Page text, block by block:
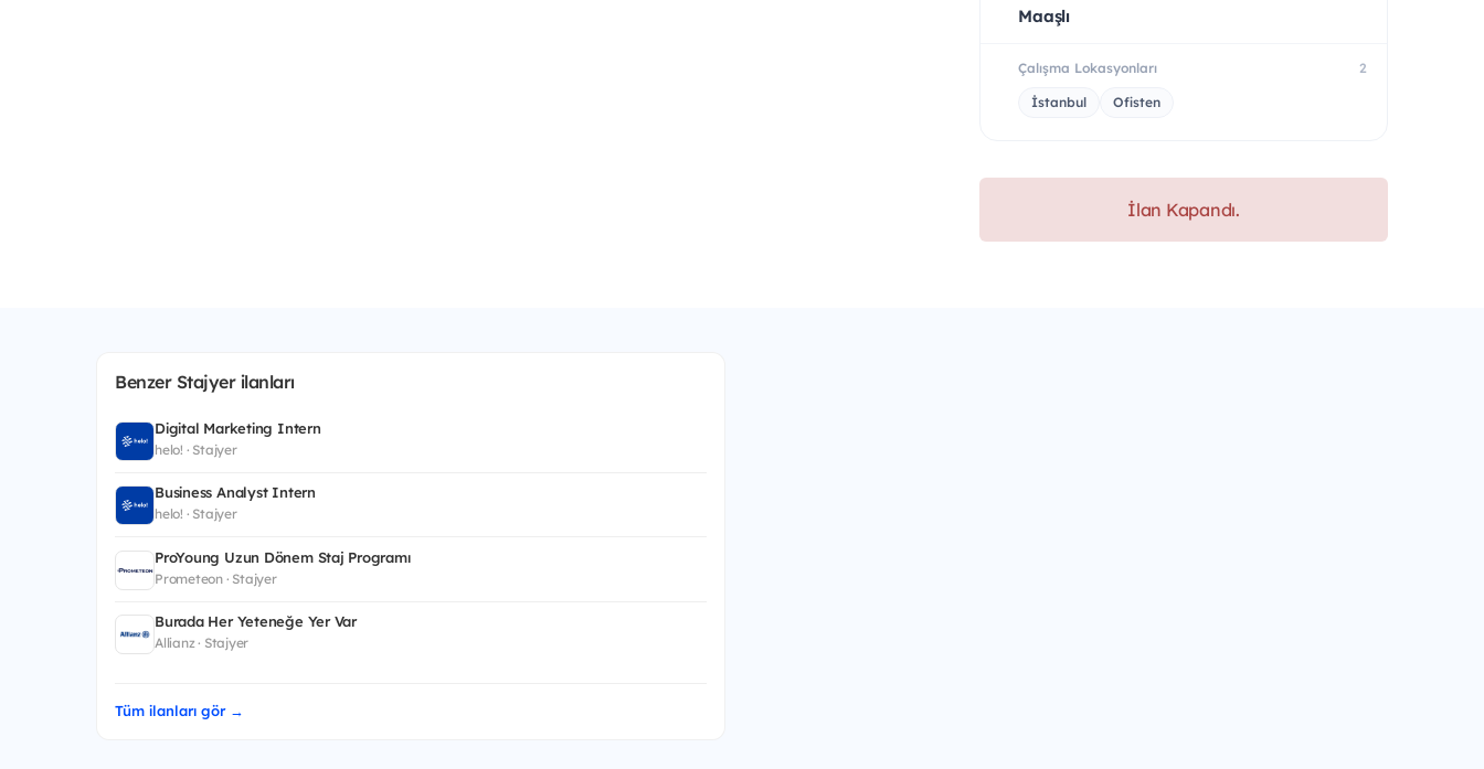
Maaşlı
Çalışma Lokasyonları 2
İstanbul Ofisten
İlan Kapandı.
Benzer Stajyer ilanları
Digital Marketing Intern
helo! · Stajyer
Business Analyst Intern
helo! · Stajyer
ProYoung Uzun Dönem Staj Programı
Prometeon · Stajyer
Burada Her Yeteneğe Yer Var
Allianz · Stajyer
Tüm ilanları gör →